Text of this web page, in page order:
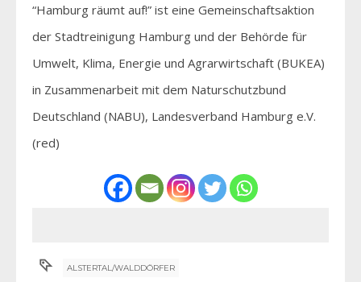
“Hamburg räumt auf!” ist eine Gemeinschaftsaktion
der Stadtreinigung Hamburg und der Behörde für
Umwelt, Klima, Energie und Agrarwirtschaft (BUKEA)
in Zusammenarbeit mit dem Naturschutzbund
Deutschland (NABU), Landesverband Hamburg e.V.
(red)
ALSTERTAL/WALDDÖRFER